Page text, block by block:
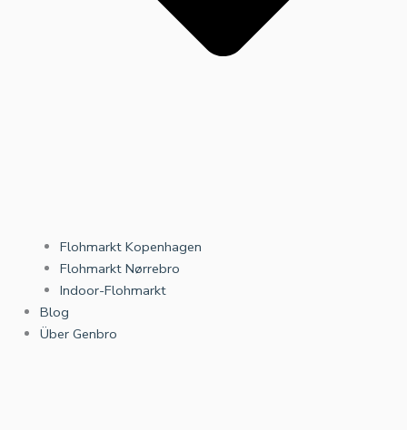
Flohmarkt Kopenhagen
Flohmarkt Nørrebro
Indoor-Flohmarkt
Blog
Über Genbro